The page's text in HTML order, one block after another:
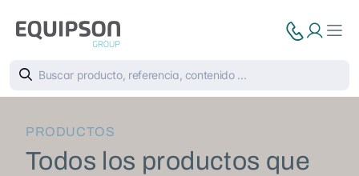
PRODUCTOS
Todos los productos que